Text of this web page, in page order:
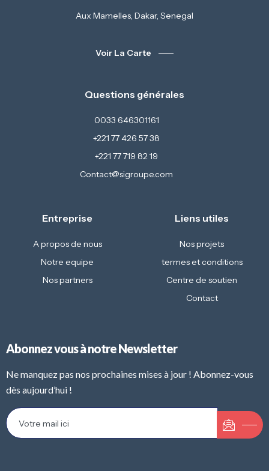
Aux Mamelles, Dakar, Senegal
Voir La Carte
Questions générales
0033 646301161
+221 77 426 57 38
+221 77 719 82 19
Contact@sigroupe.com
Entreprise
A propos de nous
Notre equipe
Nos partners
Liens utiles
Nos projets
termes et conditions
Centre de soutien
Contact
Abonnez vous à notre Newsletter
Ne manquez pas nos prochaines mises à jour ! Abonnez-vous
dès aujourd’hui !